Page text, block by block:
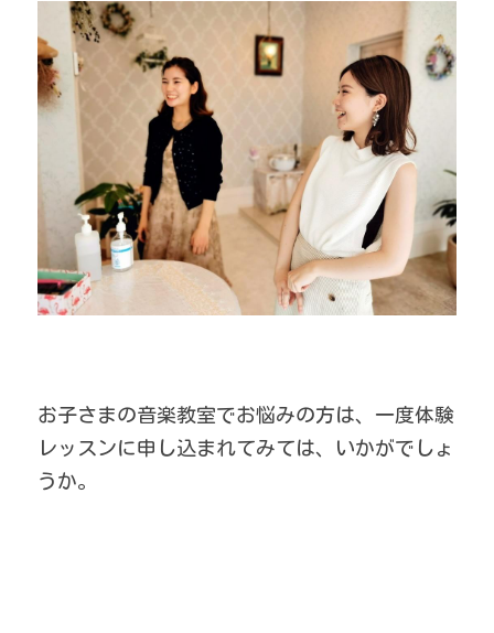
お子さまの音楽教室でお悩みの方は、一度体験
レッスンに申し込まれてみては、いかがでしょ
うか。